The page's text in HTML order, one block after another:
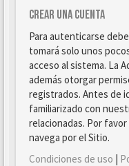
Crear una cuenta
Para autenticarse
tomará solo unos
acceso al sistema. La
además otorgar
registrados. Antes de
familiarizado con
relacionadas. Por
navega por el Sitio.
Condiciones de uso |